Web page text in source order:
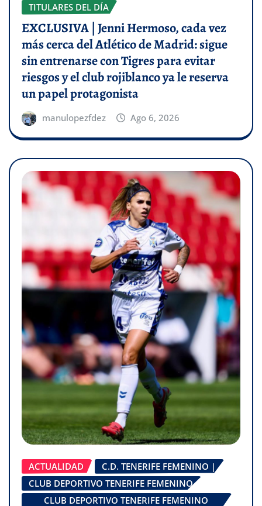
TITULARES DEL DÍA
EXCLUSIVA | Jenni Hermoso, cada vez
más cerca del Atlético de Madrid: sigue
sin entrenarse con Tigres para evitar
riesgos y el club rojiblanco ya le reserva
un papel protagonista
manulopezfdez Ago 6, 2026
ACTUALIDAD
C.D. TENERIFE FEMENINO |
CLUB DEPORTIVO TENERIFE FEMENINO
CLUB DEPORTIVO TENERIFE FEMENINO